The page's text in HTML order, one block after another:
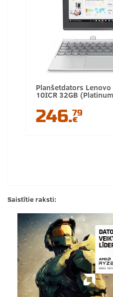
Planšetdators
10ICR 32GB
246.79
€
Saistītie raksti: